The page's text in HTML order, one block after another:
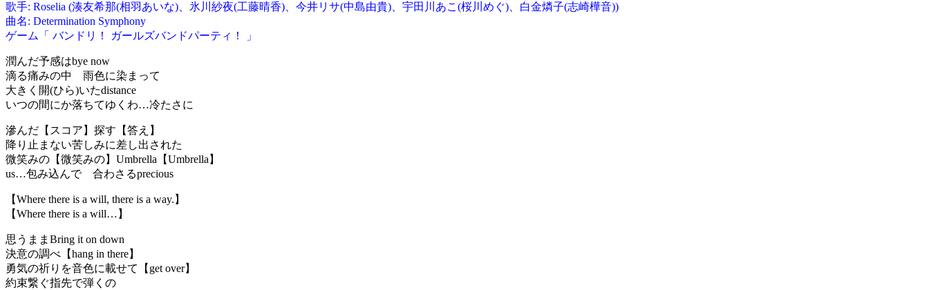
歌手: Roselia (湊友希那(相羽あいな)、氷川紗夜(工藤晴香)、今井リサ(中島由貴)、宇田川あこ(桜川めぐ)、白金燐子(志崎樺音))
曲名: Determination Symphony
ゲーム「 バンドリ！ ガールズバンドパーティ！ 」
潤んだ予感はbye now
滴る痛みの中 雨色に染まって
大きく開(ひら)いたdistance
いつの間にか落ちてゆくわ…冷たさに
滲んだ【スコア】探す【答え】
降り止まない苦しみに差し出された
微笑みの【微笑みの】Umbrella【Umbrella】
us…包み込んで 合わさるprecious
【Where there is a will, there is a way.】
【Where there is a will…】
思うままBring it on down
決意の調べ【hang in there】
勇気の祈りを音色に載せて【get over】
約束繋ぐ指先で弾くの